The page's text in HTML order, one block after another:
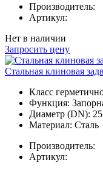
Производитель:
Артикул:
Нет в наличии
Запросить цену
Стальная клиновая
Класс
Функция:
Диаметр (DN): 25
Материал: Сталь
Производитель:
Артикул: